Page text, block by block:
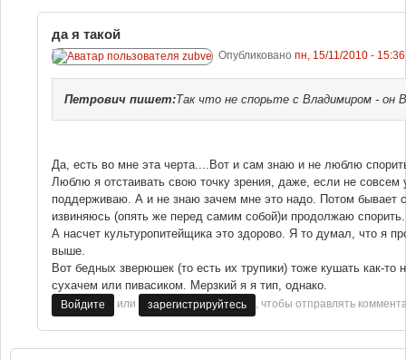
да я такой
Опубликовано пн, 15/11/2010 - 15:36
Петрович пишет:Так что не спорьте с Владимиром - он
Да, есть во мне эта черта....Вот и сам знаю и не люблю
Люблю я отстаивать свою точку зрения, даже, если не совсем
поддерживаю. А и не знаю зачем мне это надо. Потом бывает
извиняюсь (опять же перед самим собой)и продолжаю спорить.
А насчет культуропитейщика это здорово. Я то думал, что я
выше.
Вот бедных зверюшек (то есть их трупики) тоже кушать как-
сухачем или пивасиком. Мерзкий я я тип, однако.
Войдите или зарегистрируйтесь , чтобы отправлять